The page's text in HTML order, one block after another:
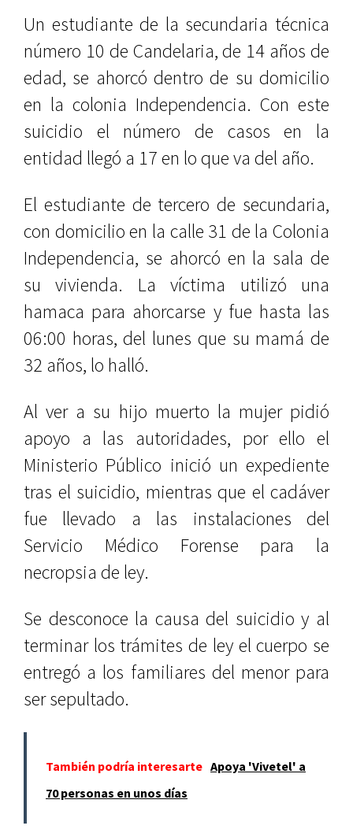
Un estudiante de la secundaria técnica
número 10 de Candelaria, de 14 años de
edad, se ahorcó dentro de su domicilio
en la colonia Independencia. Con este
suicidio el número de casos en la
entidad llegó a 17 en lo que va del año.
El estudiante de tercero de secundaria,
con domicilio en la calle 31 de la Colonia
Independencia, se ahorcó en la sala de
su vivienda. La víctima utilizó una
hamaca para ahorcarse y fue hasta las
06:00 horas, del lunes que su mamá de
32 años, lo halló.
Al ver a su hijo muerto la mujer pidió
apoyo a las autoridades, por ello el
Ministerio Público inició un expediente
tras el suicidio, mientras que el cadáver
fue llevado a las instalaciones del
Servicio Médico Forense para la
necropsia de ley.
Se desconoce la causa del suicidio y al
terminar los trámites de ley el cuerpo se
entregó a los familiares del menor para
ser sepultado.
También podría interesarte Apoya 'Vivetel' a
70 personas en unos días